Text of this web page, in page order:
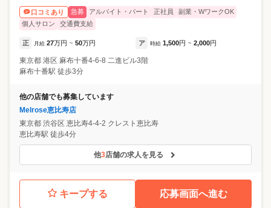
口コミあり 急募 アルバイト・パート 正社員
副業・WワークOK
個人サロン
交通費支給
正 月給 27万円 ~ 50万円 ア 時給 1,500円 ~ 2,000円
東京都 港区 麻布十番4-6-8 二進ビル3階
麻布十番駅 徒歩3分
他の店舗でも募集しています
Melrose恵比寿店
東京都 渋谷区 恵比寿4-4-2 クレスト恵比寿
恵比寿駅 徒歩4分
他3店舗の求人を見る
キープする 応募画面へ進む